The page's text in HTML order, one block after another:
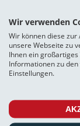
Auffälligste
die kräftigen
Gandert sowie
Auf Flensburger
Marshall Faleu
steigernden
auszeichnen.
Wir verwenden
Wir können diese
unsere Webseite zu
Ihnen ein
Informationen zu
Einstellungen.